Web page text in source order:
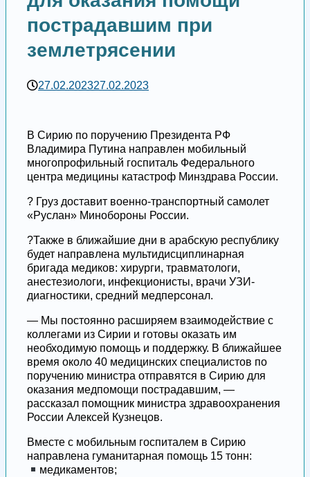
пострадавшим при
землетрясении
27.02.202327.02.2023
В Сирию по поручению Президента РФ
Владимира Путина направлен мобильный
многопрофильный госпиталь Федерального
центра медицины катастроф Минздрава России.
? Груз доставит военно-транспортный самолет
«Руслан» Минобороны России.
?Также в ближайшие дни в арабскую республику
будет направлена мультидисциплинарная
бригада медиков: хирурги, травматологи,
анестезиологи, инфекционисты, врачи УЗИ-
диагностики, средний медперсонал.
— Мы постоянно расширяем взаимодействие с
коллегами из Сирии и готовы оказать им
необходимую помощь и поддержку. В ближайшее
время около 40 медицинских специалистов по
поручению министра отправятся в Сирию для
оказания медпомощи пострадавшим, —
рассказал помощник министра здравоохранения
России Алексей Кузнецов.
Вместе с мобильным госпиталем в Сирию
направлена гуманитарная помощь 15 тонн:
медикаментов;